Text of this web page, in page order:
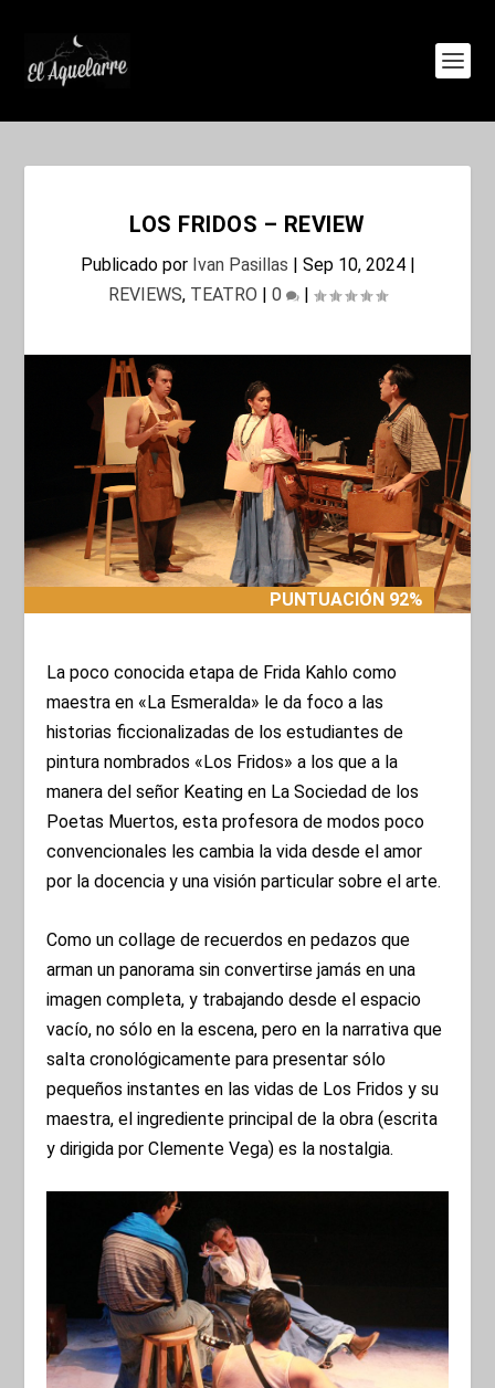
LOS FRIDOS – REVIEW
Publicado por Ivan Pasillas | Sep 10, 2024|
REVIEWS, TEATRO | 0 |
PUNTUACIÓN 92%
PUNTUACIÓN 92%
La poco conocida etapa de Frida Kahlo como
maestra en «La Esmeralda» le da foco a las
historias ficcionalizadas de los estudiantes de
pintura nombrados «Los Fridos» a los que a la
manera del señor Keating en La Sociedad de los
Poetas Muertos, esta profesora de modos poco
convencionales les cambia la vida desde el amor
por la docencia y una visión particular sobre el arte.
Como un collage de recuerdos en pedazos que
arman un panorama sin convertirse jamás en una
imagen completa, y trabajando desde el espacio
vacío, no sólo en la escena, pero en la narrativa que
salta cronológicamente para presentar sólo
pequeños instantes en las vidas de Los Fridos y su
maestra, el ingrediente principal de la obra (escrita
y dirigida por Clemente Vega) es la nostalgia.